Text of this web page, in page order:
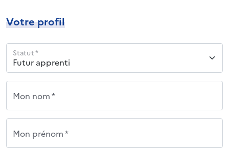
Votre profil
Statut *
Mon nom *
Mon prénom *